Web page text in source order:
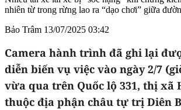
nhiên từ trong rừng lao ra “dạo chơi” giữa
Bảo Trâm 13/07/2025 03:42
Camera hành trình đã ghi lại
diễn biến vụ việc vào ngày 2/7
vừa qua trên Quốc lộ 331, thị xã
thuộc địa phận châu tự trị Diên